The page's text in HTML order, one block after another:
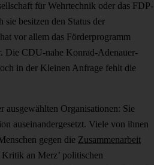
für Wehrtechnik oder das FDP-
sie besitzen den Status der
vor allem das Förderprogramm
Die CDU-nahe Konrad-Adenauer-
in der Kleinen Anfrage fehlt die
ausgewählten Organisationen: Sie
auseinandergesetzt. Viele von ihnen
gegen die Zusammenarbeit
an Merz’ politischen